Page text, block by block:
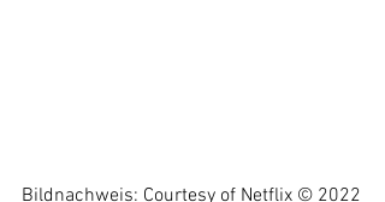
Bildnachweis: Courtesy of Netflix © 2022